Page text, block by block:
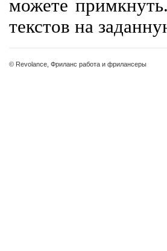
можете
текстов на
© Revolance, Фриланс работа и фрилансеры